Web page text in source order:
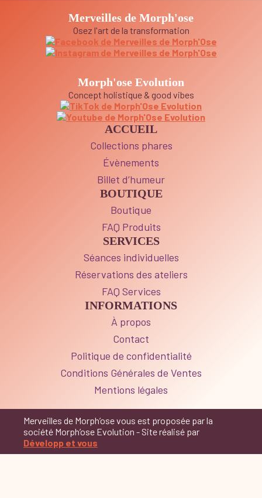
Merveilles de Morph'ose
Osez l'art de la transformation
Morph'ose Evolution
Concept holistique & good vibes
ACCUEIL
Collections phares
Évènements
Billet d’humeur
BOUTIQUE
Boutique
FAQ Produits
SERVICES
Séances individuelles
Réservations des ateliers
FAQ Services
INFORMATIONS
À propos
Contact
Politique de confidentialité
Conditions Générales de Ventes
Mentions légales
Merveilles de Morph’ose vous est proposée par la
société Morph’ose Evolution - Site réalisé par
Développ et vous